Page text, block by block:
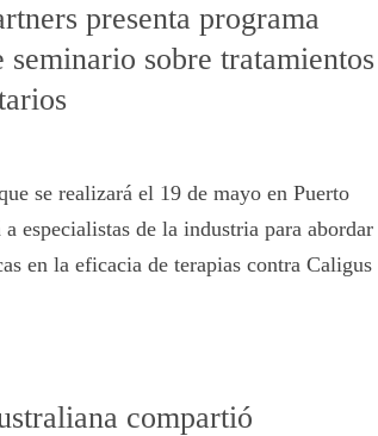
presenta programa
seminario sobre tratamientos
se realizará el 19 de mayo en Puerto
especialistas de la industria para abordar
en la eficacia de terapias contra Caligus
compartió